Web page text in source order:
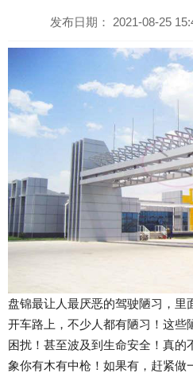
发布日期： 2021-08-25
盘锦最让人最厌恶的驾驶陋习，里
开车路上，不少人都有陋习！这些
困扰！甚至波及到生命安全！真的
象你有木有中枪！如果有，赶紧做